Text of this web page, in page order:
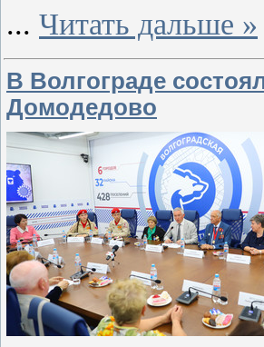
... Читать дальше »
В Волгограде
Домодедово